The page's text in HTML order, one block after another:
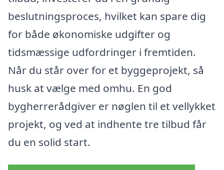
beslutningsproces, hvilket kan spare dig
for både økonomiske udgifter og
tidsmæssige udfordringer i fremtiden.
Når du står over for et byggeprojekt, så
husk at vælge med omhu. En god
bygherrerådgiver er nøglen til et vellykket
projekt, og ved at indhente tre tilbud får
du en solid start.